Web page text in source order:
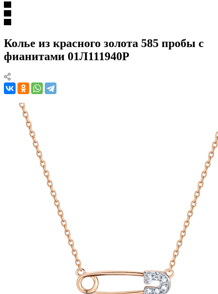
Колье из красного золота 585 пробы с
фианитами 01Л111940Р